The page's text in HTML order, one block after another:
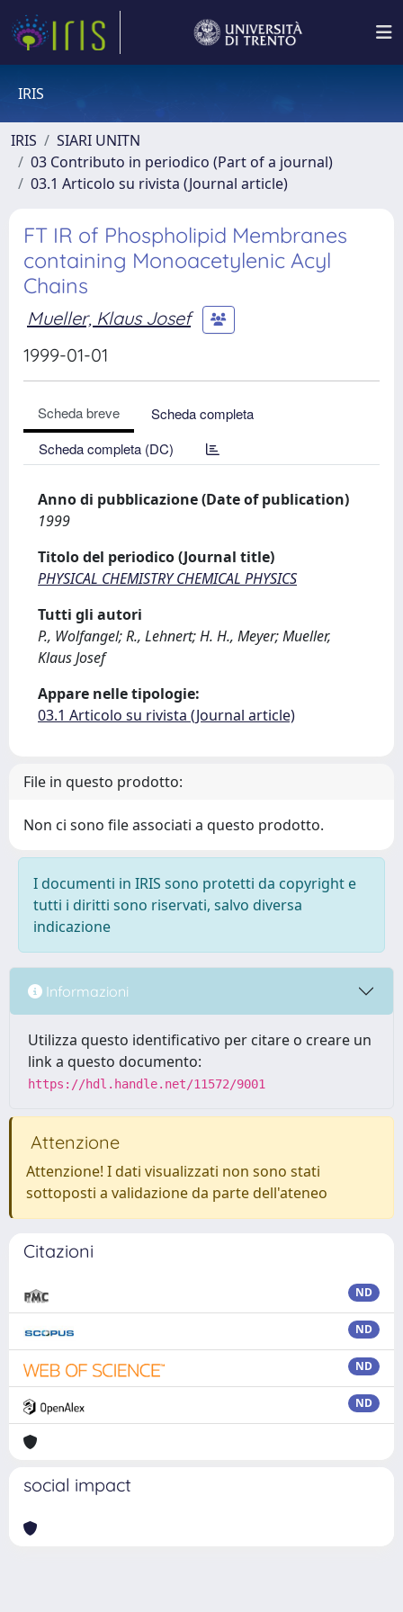
IRIS
IRIS
SIARI UNITN
03 Contributo in periodico (Part of a journal)
03.1 Articolo su rivista (Journal article)
FT IR of Phospholipid Membranes
containing Monoacetylenic Acyl
Chains
Mueller, Klaus Josef
1999-01-01
Scheda breve
Scheda completa
Scheda completa (DC)
Anno di pubblicazione (Date of publication)
1999
Titolo del periodico (Journal title)
PHYSICAL CHEMISTRY CHEMICAL PHYSICS
Tutti gli autori
P., Wolfangel; R., Lehnert; H. H., Meyer; Mueller,
Klaus Josef
Appare nelle tipologie:
03.1 Articolo su rivista (Journal article)
File in questo prodotto:
Non ci sono file associati a questo prodotto.
I documenti in IRIS sono protetti da copyright e
tutti i diritti sono riservati, salvo diversa
indicazione
Informazioni
Utilizza questo identificativo per citare o creare un
link a questo documento:
https://hdl.handle.net/11572/9001
Attenzione
Attenzione! I dati visualizzati non sono stati
sottoposti a validazione da parte dell'ateneo
Citazioni
ND
ND
ND
ND
social impact